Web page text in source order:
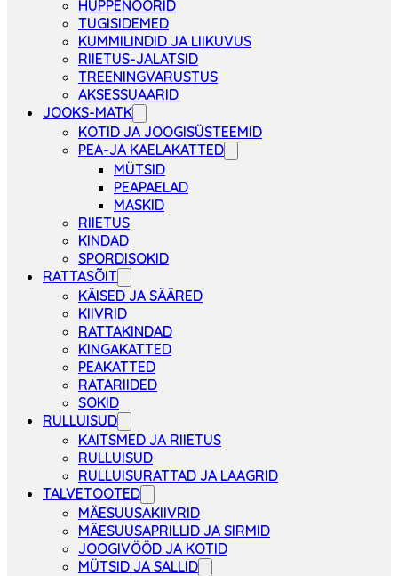
HÜPPENÖÖRID
TUGISIDEMED
KUMMILINDID JA LIIKUVUS
RIIETUS-JALATSID
TREENINGVARUSTUS
AKSESSUAARID
JOOKS-MATK
KOTID JA JOOGISÜSTEEMID
PEA-JA KAELAKATTED
MÜTSID
PEAPAELAD
MASKID
RIIETUS
KINDAD
SPORDISOKID
RATTASÕIT
KÄISED JA SÄÄRED
KIIVRID
RATTAKINDAD
KINGAKATTED
PEAKATTED
RATARIIDED
SOKID
RULLUISUD
KAITSMED JA RIIETUS
RULLUISUD
RULLUISURATTAD JA LAAGRID
TALVETOOTED
MÄESUUSAKIIVRID
MÄESUUSAPRILLID JA SIRMID
JOOGIVÖÖD JA KOTID
MÜTSID JA SALLID